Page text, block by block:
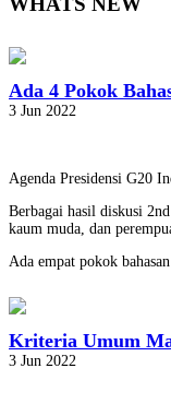
Ada 4 Pokok
3 Jun 2022
Agenda Presidensi G20
Berbagai hasil diskusi
kaum muda, dan
Ada empat pokok
Kriteria Umum
3 Jun 2022